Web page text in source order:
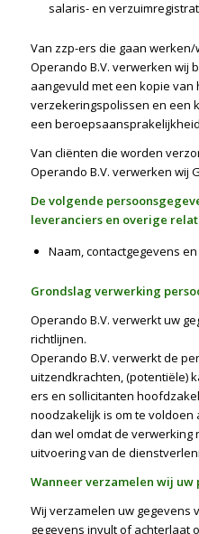
salaris- en
Van zzp-ers die gaan
Operando B.V. verwerken wij
aangevuld met een kopie van
verzekeringspolissen en een
een
Van cliënten die worden
Operando B.V. verwerken wij
De volgende
leveranciers en overige
Naam, contactgegevens
Grondslag verwerking
Operando B.V. verwerkt uw
richtlijnen.
Operando B.V. verwerkt de
uitzendkrachten, (potentiële)
ers en sollicitanten
noodzakelijk is om te
dan wel omdat de verwerking
uitvoering van de
Wanneer verzamelen wij uw
Wij verzamelen uw gegevens
gegevens invult of achterlaat